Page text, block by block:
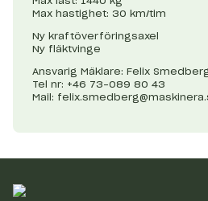
Max hastighet: 30 km/tim
Ny kraftöverföringsaxel
Ny fläktvinge
Ansvarig Mäklare: Felix Smedberg
Tel nr: +46 73-089 80 43
Mail: